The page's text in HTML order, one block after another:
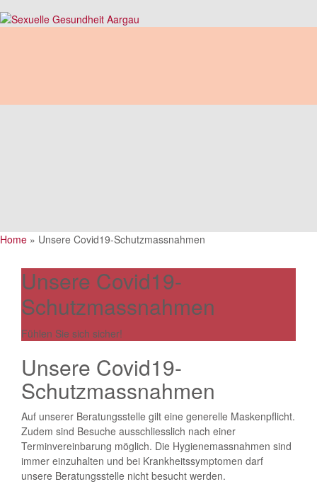
Home » Unsere Covid19-Schutzmassnahmen
Unsere Covid19-
Schutzmassnahmen
Fühlen Sie sich sicher!
Unsere Covid19-
Schutzmassnahmen
Auf unserer Beratungsstelle gilt eine generelle Maskenpflicht.
Zudem sind Besuche ausschliesslich nach einer
Terminvereinbarung möglich. Die Hygienemassnahmen sind
immer einzuhalten und bei Krankheitssymptomen darf
unsere Beratungsstelle nicht besucht werden.